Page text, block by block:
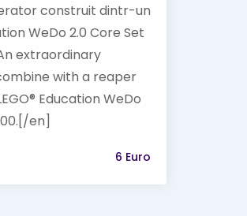
construit dintr-un
WeDo 2.0 Core Set
extraordinary
with a reaper
Education WeDo
en]
6 Euro